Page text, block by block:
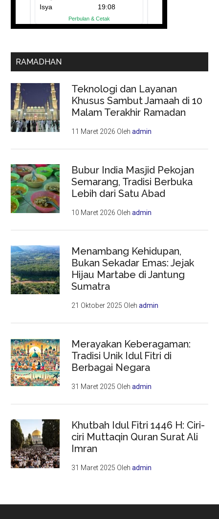
RAMADHAN
Teknologi dan Layanan
Khusus Sambut Jamaah di 10
Malam Terakhir Ramadan
11 Maret 2026 Olehadmin
Bubur India Masjid Pekojan
Semarang, Tradisi Berbuka
Lebih dari Satu Abad
10 Maret 2026 Olehadmin
Menambang Kehidupan,
Bukan Sekadar Emas: Jejak
Hijau Martabe di Jantung
Sumatra
21 Oktober 2025 Olehadmin
Merayakan Keberagaman:
Tradisi Unik Idul Fitri di
Berbagai Negara
31 Maret 2025 Olehadmin
Khutbah Idul Fitri 1446 H: Ciri-
ciri Muttaqin Quran Surat Ali
Imran
31 Maret 2025 Olehadmin